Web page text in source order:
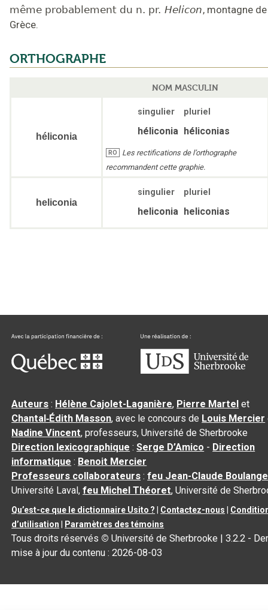
même probablement du n. pr. Helicon, montagne de
Grèce.
ORTHOGRAPHE
NOM MASCULIN
héliconia
singulier pluriel
héliconia héliconias
RO
Les rectifications de l’orthographe
recommandent cette graphie.
heliconia
singulier pluriel
heliconia heliconias
Auteurs : Hélène Cajolet-Laganière, Pierre Martel et
Chantal‑Édith Masson, avec le concours de Louis Mercier
Nadine Vincent, professeurs, Université de Sherbrooke
Direction lexicographique :Serge D’Amico - Direction
informatique : Benoit Mercier
Professeurs collaborateurs :feu Jean-Claude
Université Laval,feu Michel Théoret, Université de
Qu’est-ce que le dictionnaire Usito ? Contactez-nous
d’utilisation
Paramètres des témoins
Tous droits réservés © Université de Sherbrooke |3.2.2 -
mise à jour du contenu :2026-08-03